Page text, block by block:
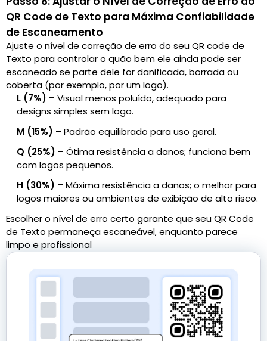
QR Code de Texto para Máxima Confiabilidade
de Escaneamento
Ajuste o nível de correção de erro do seu QR code de
Texto para controlar o quão bem ele ainda pode ser
escaneado se parte dele for danificada, borrada ou
coberta (por exemplo, por um logo).
L (7%) – Visual menos poluído, adequado para
designs simples sem logo.
M (15%) – Padrão equilibrado para uso geral.
Q (25%) – Ótima resistência a danos; funciona bem
com logos pequenos.
H (30%) – Máxima resistência a danos; o melhor para
logos maiores ou ambientes de exibição de alto risco.
Escolher o nível de erro certo garante que seu QR Code
de Texto permaneça escaneável, enquanto parece
limpo e profissional